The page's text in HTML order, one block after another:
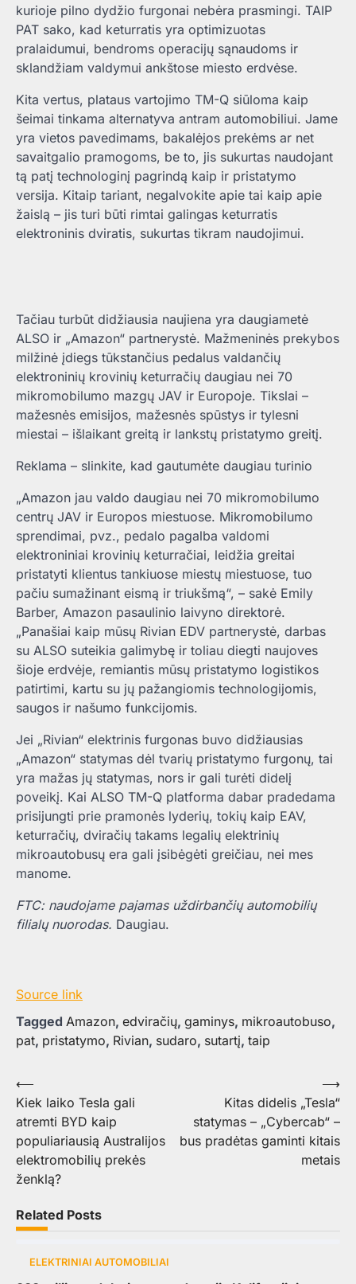
kurioje pilno dydžio furgonai nebėra prasmingi. TAIP
PAT sako, kad keturratis yra optimizuotas
pralaidumui, bendroms operacijų sąnaudoms ir
sklandžiam valdymui ankštose miesto erdvėse.
Kita vertus, plataus vartojimo TM-Q siūloma kaip
šeimai tinkama alternatyva antram automobiliui. Jame
yra vietos pavedimams, bakalėjos prekėms ar net
savaitgalio pramogoms, be to, jis sukurtas naudojant
tą patį technologinį pagrindą kaip ir pristatymo
versija. Kitaip tariant, negalvokite apie tai kaip apie
žaislą – jis turi būti rimtai galingas keturratis
elektroninis dviratis, sukurtas tikram naudojimui.
Tačiau turbūt didžiausia naujiena yra daugiametė
ALSO ir „Amazon“ partnerystė. Mažmeninės prekybos
milžinė įdiegs tūkstančius pedalus valdančių
elektroninių krovinių keturračių daugiau nei 70
mikromobilumo mazgų JAV ir Europoje. Tikslai –
mažesnės emisijos, mažesnės spūstys ir tylesni
miestai – išlaikant greitą ir lankstų pristatymo greitį.
Reklama – slinkite, kad gautumėte daugiau turinio
„Amazon jau valdo daugiau nei 70 mikromobilumo
centrų JAV ir Europos miestuose. Mikromobilumo
sprendimai, pvz., pedalo pagalba valdomi
elektroniniai krovinių keturračiai, leidžia greitai
pristatyti klientus tankiuose miestų miestuose, tuo
pačiu sumažinant eismą ir triukšmą“, – sakė Emily
Barber, Amazon pasaulinio laivyno direktorė.
„Panašiai kaip mūsų Rivian EDV partnerystė, darbas
su ALSO suteikia galimybę ir toliau diegti naujoves
šioje erdvėje, remiantis mūsų pristatymo logistikos
patirtimi, kartu su jų pažangiomis technologijomis,
saugos ir našumo funkcijomis.
Jei „Rivian“ elektrinis furgonas buvo didžiausias
„Amazon“ statymas dėl tvarių pristatymo furgonų, tai
yra mažas jų statymas, nors ir gali turėti didelį
poveikį. Kai ALSO TM-Q platforma dabar pradedama
prisijungti prie pramonės lyderių, tokių kaip EAV,
keturračių, dviračių takams legalių elektrinių
mikroautobusų era gali įsibėgėti greičiau, nei mes
manome.
FTC: naudojame pajamas uždirbančių automobilių
filialų nuorodas. Daugiau.
Source link
Tagged Amazon, edviračių, gaminys, mikroautobuso,
pat, pristatymo, Rivian, sudaro, sutartį, taip
Navigacija
tarp
įrašų
⟵
Kiek laiko Tesla gali
atremti BYD kaip
populiariausią Australijos
elektromobilių prekės
ženklą?
Kitas didelis „Tesla“
statymas – „Cybercab“ –
bus pradėtas gaminti kitais
metais
⟶
Related Posts
ELEKTRINIAI AUTOMOBILIAI